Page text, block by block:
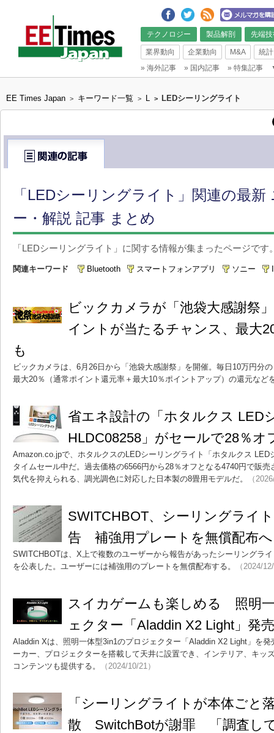
テクノロジー 製品解剖 先端
業界動向 企業動向 M&A
統計
» 海外記事 » 国内記事 » 特集記事
EE Times Japan > キーワード一覧 > L > LEDシーリングライト
「LEDシーリングライト」関連の最
ー・解説 記事 まとめ
「LEDシーリングライト」に関する情報が集まったページです
関連キーワード Bluetooth スマートフォンアプリ ソニー
ビックカメラが「池袋大感謝祭
イントが当たるチャンス、最大
も
ビックカメラは、6月26日から「池袋大感謝祭」を開催。毎日10万円分
最大20％（通常ポイント還元率＋最大10％ポイントアップ）の還元など
省エネ設計の「ホタルクス LED
HLDC08258」がセールで28％オ
Amazon.co.jpで、ホタルクスのLEDシーリングライト「ホタルクス LED
タイムセール中だ。過去価格の6566円から28％オフとなる4740円で販
気代を抑えられる、調光調色に対応した日本製の8畳用モデルだ。
（
SWITCHBOT、シーリングライ
告 補強用プレートを無償配布へ
SWITCHBOTは、X上で複数のユーザーから報告があったシーリングラ
を公表した。ユーザーには補強用のプレートを無償配布する。
（2024/
スイカゲームも楽しめる 照明
ェクター「Aladdin X2 Light」発売
Aladdin Xは、照明一体型3in1のプロジェクター「Aladdin X2 Light」を
ーカー、プロジェクターを搭載して天井に設置でき、インテリア、キッ
コンテンツも提供する。
（2024/10/21）
「シーリングライトが本体ごと
散 SwitchBotが謝罪 「調査し